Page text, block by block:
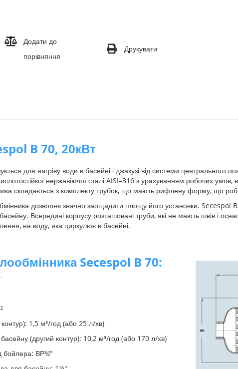
Додати до
порівняння
Друкувати
B 70, 20кВт
для нагріву води в басейні і джакузі від системи
нержавіючої сталі AISI–316 з урахуванням робочих
складається з комплекту трубок, що мають рифлену форму, що
дозволяє значно заощадити площу його установки. Secespol
Всередині корпусу розташовані труби, які не мають швів і
на воду, яка циркулює в басейні.
Secespol B 70:
1,5 м³/год (або 25 л/хв)
(другий контур): 10,2 м³/год (або 170 л/хв)
бойлера: ВР¾"